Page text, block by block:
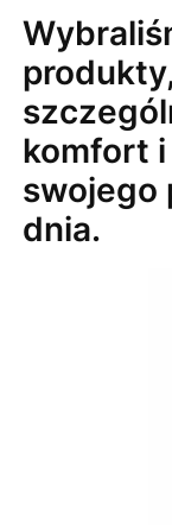
komfort
swojego
dnia.